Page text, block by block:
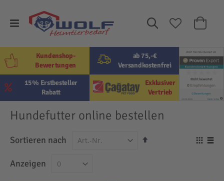
Suche
Mein
ab 75,-€
Versandkostenfrei
Exklusiver
Vertrieb
15% Erstbesteller
Rabatt
Kundenshop-
Bewertungen
Hundefutter online bestellen
Sortieren nach
In
Anzeigen